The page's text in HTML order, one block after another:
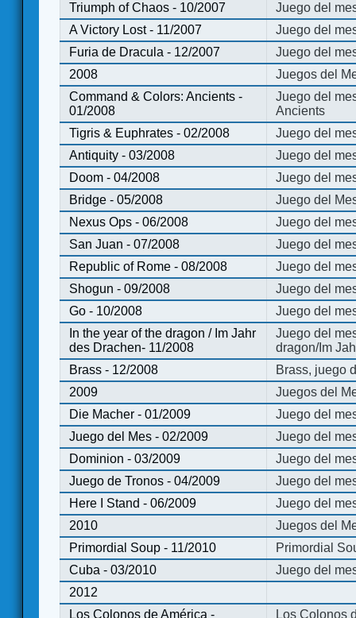
Triumph of Chaos - 10/2007
Juego del
A Victory Lost - 11/2007
Juego del
Furia de Dracula - 12/2007
Juego del
2008
Juegos del
Command & Colors: Ancients -
01/2008
Juego del
Ancients
Tigris & Euphrates - 02/2008
Juego del
Antiquity - 03/2008
Juego del
Doom - 04/2008
Juego del
Bridge - 05/2008
Juego del
Nexus Ops - 06/2008
Juego del
San Juan - 07/2008
Juego del
Republic of Rome - 08/2008
Juego del
Shogun - 09/2008
Juego del
Go - 10/2008
Juego del
In the year of the dragon / Im Jahr
des Drachen- 11/2008
Juego del
dragon/Im
Brass - 12/2008
Brass, juego
2009
Juegos del
Die Macher - 01/2009
Juego del
Juego del Mes - 02/2009
Juego del
Dominion - 03/2009
Juego del
Juego de Tronos - 04/2009
Juego del
Here I Stand - 06/2009
Juego del
2010
Juegos del
Primordial Soup - 11/2010
Primordial
Cuba - 03/2010
Juego del
2012
Los Colonos de América -
Los Colonos